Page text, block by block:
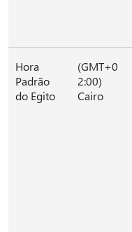
Hora
Padrão
do Egito
(GMT+0
2:00)
Cairo